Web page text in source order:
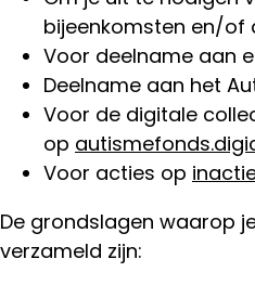
bijeenkomsten en/of
Voor deelname aan
Deelname aan het
Voor de digitale
op
Voor acties op
De grondslagen waarop
verzameld zijn: